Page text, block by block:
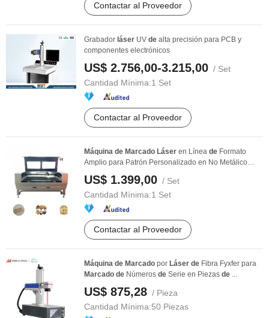
Contactar al Proveedor
Grabador láser UV de alta precisión para PCB y
componentes electrónicos
US$ 2.756,00-3.215,00 / Set
Cantidad Mínima:1 Set
Contactar al Proveedor
Máquina de Marcado Láser en Línea de Formato
Amplio para Patrón Personalizado en No Metálico
US$ 1.399,00 / Set
Cantidad Mínima:1 Set
Contactar al Proveedor
Máquina de Marcado por Láser de Fibra Fyxfer para
Marcado de Números de Serie en Piezas de ...
US$ 875,28 / Pieza
Cantidad Mínima:50 Piezas